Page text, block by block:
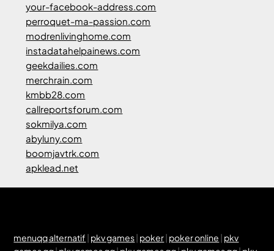
your-facebook-address.com
perroquet-ma-passion.com
modrenlivinghome.com
instadatahelpainews.com
geekdailies.com
merchrain.com
kmbb28.com
callreportsforum.com
sokmilya.com
abyluny.com
boomjavtrk.com
apklead.net
menuqq alternatif | pkv games| poker| poker online | pkv